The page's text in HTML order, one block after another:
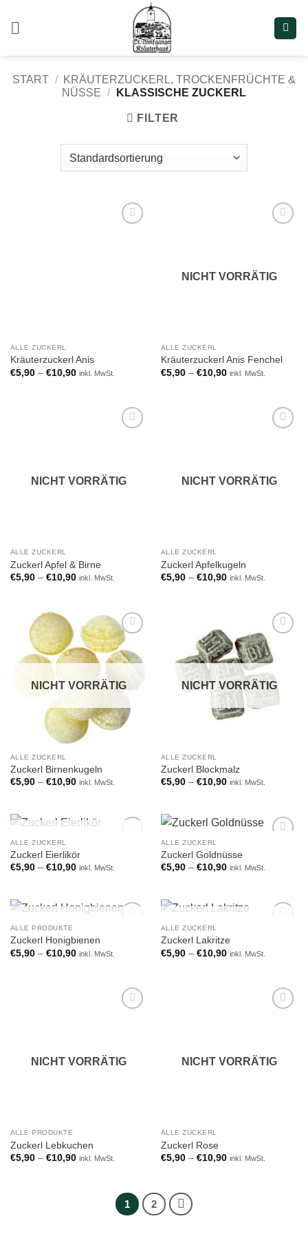
Inhalt
START /
KRÄUTERZUCKERL, TROCKENFRÜCHTE &
NÜSSE / KLASSISCHE ZUCKERL
FILTER
ALLE ZUCKERL
Kräuterzuckerl Anis
€5,90– €10,90 inkl. MwSt.
NICHT VORRÄTIG
ALLE ZUCKERL
Kräuterzuckerl Anis Fenchel
€5,90– €10,90 inkl. MwSt.
NICHT VORRÄTIG
ALLE ZUCKERL
Zuckerl Apfel & Birne
€5,90– €10,90 inkl. MwSt.
NICHT VORRÄTIG
ALLE ZUCKERL
Zuckerl Apfelkugeln
€5,90– €10,90 inkl. MwSt.
Add to
wishlist
NICHT VORRÄTIG
ALLE ZUCKERL
Zuckerl Birnenkugeln
€5,90– €10,90 inkl. MwSt.
Add to
wishlist
NICHT VORRÄTIG
ALLE ZUCKERL
Zuckerl Blockmalz
€5,90– €10,90 inkl. MwSt.
NICHT VORRÄTIG
ALLE ZUCKERL
Zuckerl Eierlikör
€5,90– €10,90 inkl. MwSt.
ALLE ZUCKERL
Zuckerl Goldnüsse
€5,90– €10,90 inkl. MwSt.
NICHT VORRÄTIG
ALLE PRODUKTE
Zuckerl Honigbienen
€5,90– €10,90 inkl. MwSt.
NICHT VORRÄTIG
ALLE ZUCKERL
Zuckerl Lakritze
€5,90– €10,90 inkl. MwSt.
NICHT VORRÄTIG
ALLE PRODUKTE
Zuckerl Lebkuchen
€5,90– €10,90 inkl. MwSt.
NICHT VORRÄTIG
ALLE ZUCKERL
Zuckerl Rose
€5,90– €10,90 inkl. MwSt.
1 2